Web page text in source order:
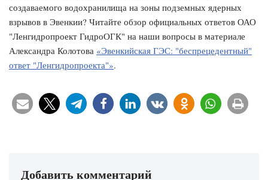
создаваемого водохранилища на зоны подземных ядерных
взрывов в Эвенкии? Читайте обзор официальных ответов ОАО
"Ленгидропроект ГидроОГК" на наши вопросы в материале
Александра Колотова «Эвенкийская ГЭС: "беспрецедентный"
ответ "Ленгидропроекта"».
Добавить комментарий